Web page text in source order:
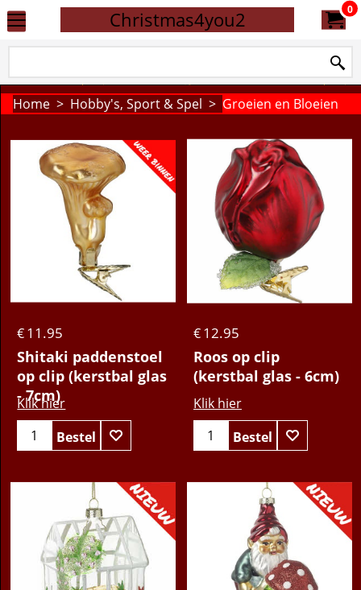
Christmas4you2 0
Home > Hobby's, Sport & Spel > Groeien en Bloeien
€11.95
Shitaki paddenstoel
op clip (kerstbal glas
- 7cm)
Klik hier
Bestel
€12.95
Roos op clip
(kerstbal glas - 6cm)
Klik hier
Bestel